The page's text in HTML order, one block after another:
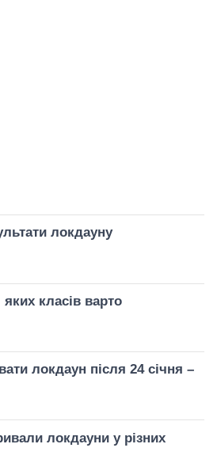
локдауну
класів варто
локдаун після 24 січня –
локдауни у різних